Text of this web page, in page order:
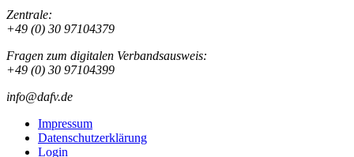
Zentrale:
+49 (0) 30 97104379
Fragen zum digitalen Verbandsausweis:
+49 (0) 30 97104399
info@dafv.de
Impressum
Datenschutzerklärung
Login